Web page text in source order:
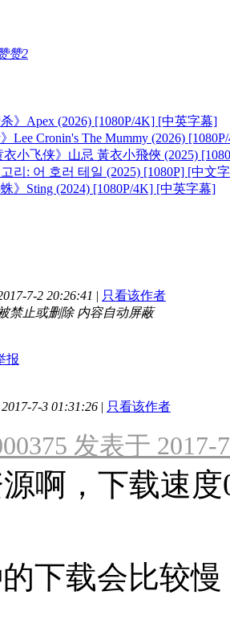
赞2
杀》Apex (2026) [1080P/4K] [中英字幕]
》Lee Cronin's The Mummy (2026)
衣小飞侠》山忌 黃衣小飛俠 (2025)
고리: 어 호러 테일 (2025) [1080P] [中文
蛛》Sting (2024) [1080P/4K] [中英字幕]
7-2 20:26:41 | 只看该作者
禁止或删除 内容自动屏蔽
报
7-3 01:31:26 | 只看该作者
发表于 2017-
啊，下载速度
下载会比较